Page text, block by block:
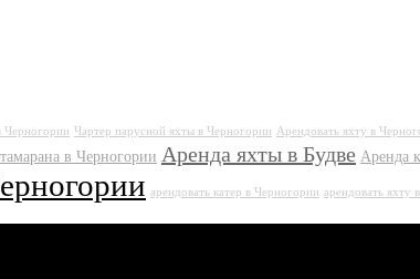
Черногории Чартер парусной яхты в Черногории Арендовать яхту в
в Черногории Аренда яхты в Будве Аренда
арендовать катер в Черногории арендовать яхту